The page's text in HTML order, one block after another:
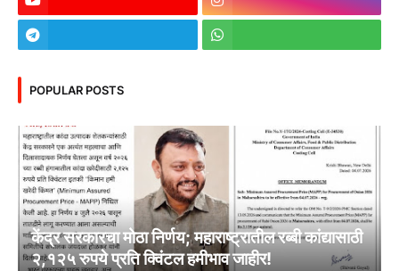
POPULAR POSTS
केंद्र सरकारचा मोठा निर्णय; महाराष्ट्रातील रब्बी कांद्यासाठी
२,१२५ रुपये प्रति क्विंटल हमीभाव जाहीर!